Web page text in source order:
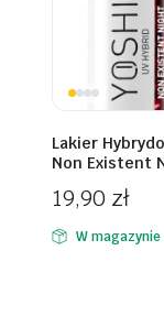
Lakier
Non Existent
19,90 zł
W magazynie